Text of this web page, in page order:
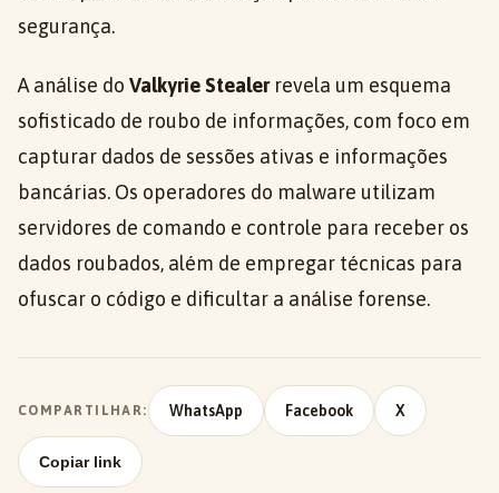
segurança.
A análise do Valkyrie Stealerrevela um esquema
sofisticado de roubo de informações, com foco em
capturar dados de sessões ativas e informações
bancárias. Os operadores do malware utilizam
servidores de comando e controle para receber os
dados roubados, além de empregar técnicas para
ofuscar o código e dificultar a análise forense.
COMPARTILHAR: WhatsApp Facebook X
Copiar link